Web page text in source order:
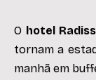
O hotel
tornam a
manhã em